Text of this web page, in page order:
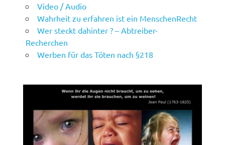
Video / Audio
Wahrheit zu erfahren ist ein MenschenRecht
Wer steckt dahinter ? – Abtreiber-
Recherchen
Werben für das Töten nach §218